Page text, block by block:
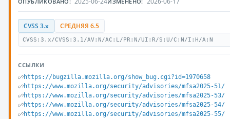
CVSS 3.x СРЕДНЯЯ 6.5
CVSS:3.x/CVSS:3.1/AV:N/AC:L/PR:N/UI:R/S:U/C:N/I:H/A:N
ССЫЛКИ
https://bugzilla.mozilla.org/show_bug.cgi?id=1970658
https://www.mozilla.org/security/advisories/mfsa2025-51/
https://www.mozilla.org/security/advisories/mfsa2025-53/
https://www.mozilla.org/security/advisories/mfsa2025-54/
https://www.mozilla.org/security/advisories/mfsa2025-55/